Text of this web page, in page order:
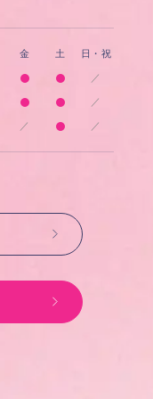
金 土 日・祝
／
／
／ ／